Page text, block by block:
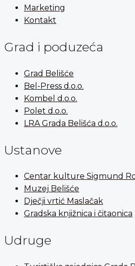
Marketing
Kontakt
Grad i poduzeća
Grad Belišće
Bel-Press d.o.o.
Kombel d.o.o.
Polet d.o.o.
LRA Grada Belišća d.o.o.
Ustanove
Centar kulture Sigmund
Muzej Belišće
Dječji vrtić Maslačak
Gradska knjižnica i čitaonica
Udruge